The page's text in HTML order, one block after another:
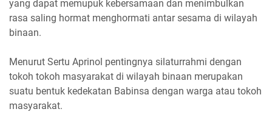
yang dapat memupuk kebersamaan dan menimbulkan
rasa saling hormat menghormati antar sesama di wilayah
binaan.
Menurut Sertu Aprinol pentingnya silaturrahmi dengan
tokoh tokoh masyarakat di wilayah binaan merupakan
suatu bentuk kedekatan Babinsa dengan warga atau tokoh
masyarakat.